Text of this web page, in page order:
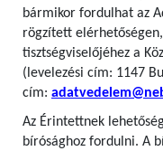
bármikor fordulhat az
rögzített
tisztségviselőjéhez a
(levelezési cím: 1147
cím:
Az Érintettnek
bírósághoz fordulni. A